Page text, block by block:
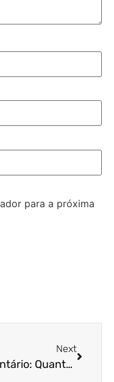
para a próxima
Next
Inventário: Quanto Tempo Demora?